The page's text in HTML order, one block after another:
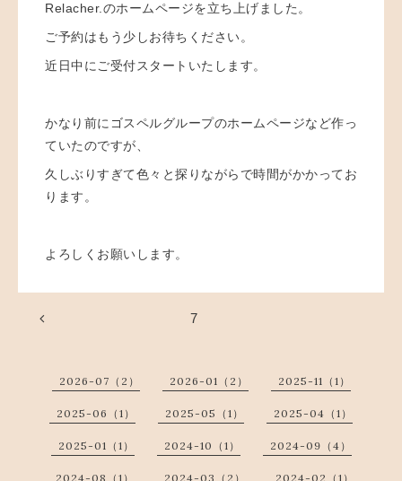
Relacher.のホームページを立ち上げました。
ご予約はもう少しお待ちください。
近日中にご受付スタートいたします。
かなり前にゴスペルグループのホームページなど作っ
ていたのですが、
久しぶりすぎて色々と探りながらで時間がかかってお
ります。
よろしくお願いします。
7
2026-07（2） 2026-01（2） 2025-11（1）
2025-06（1） 2025-05（1） 2025-04（1）
2025-01（1） 2024-10（1） 2024-09（4）
2024-08（1） 2024-03（2） 2024-02（1）